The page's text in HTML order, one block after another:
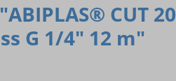
CUT
G 1/4" 12 m"